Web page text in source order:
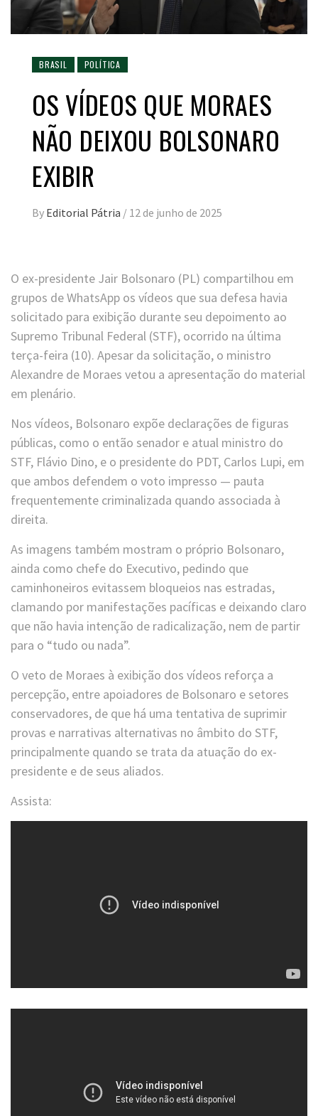
BRASIL POLÍTICA
OS VÍDEOS QUE MORAES
NÃO DEIXOU BOLSONARO
EXIBIR
By Editorial Pátria / 12 de junho de 2025
O ex-presidente Jair Bolsonaro (PL) compartilhou em
grupos de WhatsApp os vídeos que sua defesa havia
solicitado para exibição durante seu depoimento ao
Supremo Tribunal Federal (STF), ocorrido na última
terça-feira (10). Apesar da solicitação, o ministro
Alexandre de Moraes vetou a apresentação do material
em plenário.
Nos vídeos, Bolsonaro expõe declarações de figuras
públicas, como o então senador e atual ministro do
STF, Flávio Dino, e o presidente do PDT, Carlos Lupi, em
que ambos defendem o voto impresso — pauta
frequentemente criminalizada quando associada à
direita.
As imagens também mostram o próprio Bolsonaro,
ainda como chefe do Executivo, pedindo que
caminhoneiros evitassem bloqueios nas estradas,
clamando por manifestações pacíficas e deixando claro
que não havia intenção de radicalização, nem de partir
para o “tudo ou nada”.
O veto de Moraes à exibição dos vídeos reforça a
percepção, entre apoiadores de Bolsonaro e setores
conservadores, de que há uma tentativa de suprimir
provas e narrativas alternativas no âmbito do STF,
principalmente quando se trata da atuação do ex-
presidente e de seus aliados.
Assista: